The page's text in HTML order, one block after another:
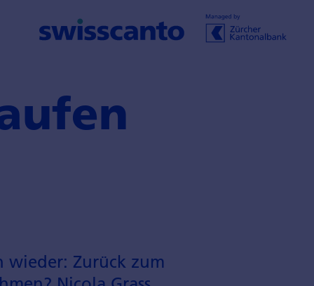
wieder: Zurück zum